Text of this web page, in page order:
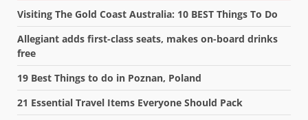
Visiting The Gold Coast Australia: 10 BEST Things To Do
Allegiant adds first-class seats, makes on-board drinks
free
19 Best Things to do in Poznan, Poland
21 Essential Travel Items Everyone Should Pack